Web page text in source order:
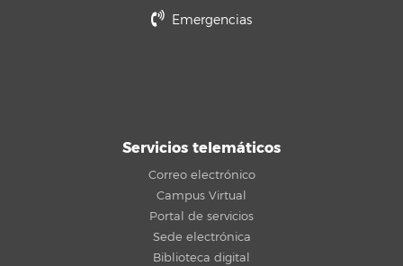
Emergencias
Servicios telemáticos
Correo electrónico
Campus Virtual
Portal de servicios
Sede electrónica
Biblioteca digital